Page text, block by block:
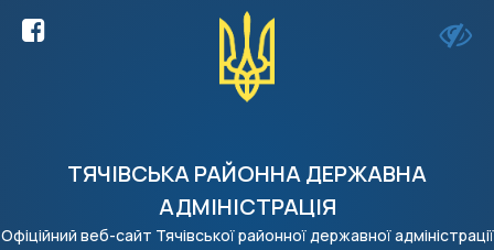
ТЯЧІВСЬКА РАЙОННА ДЕРЖАВНА
АДМІНІСТРАЦІЯ
Офіційний веб-сайт Тячівської районної державної адміністрації